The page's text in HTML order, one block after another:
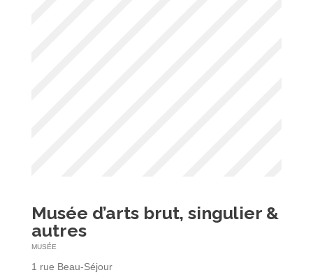
Musée d’arts brut, singulier &
autres
MUSÉE
1 rue Beau-Séjour